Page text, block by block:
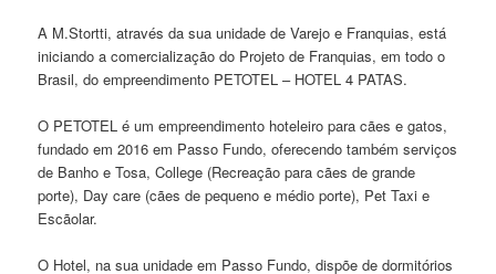
A M.Stortti, através da sua unidade de Varejo e Franquias, está
iniciando a comercialização do Projeto de Franquias, em todo o
Brasil, do empreendimento PETOTEL – HOTEL 4 PATAS.
O PETOTEL é um empreendimento hoteleiro para cães e gatos,
fundado em 2016 em Passo Fundo, oferecendo também serviços
de Banho e Tosa, College (Recreação para cães de grande
porte), Day care (cães de pequeno e médio porte), Pet Taxi e
Escãolar.
O Hotel, na sua unidade em Passo Fundo, dispõe de dormitórios